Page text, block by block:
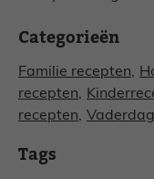
Categorieën
Familie recepten,
recepten,
recepten,
Tags